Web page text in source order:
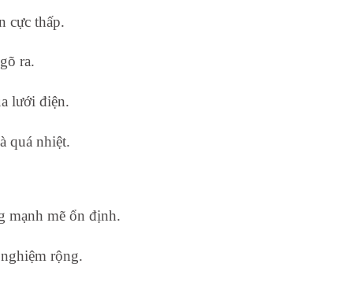
cực thấp.
ra.
lưới điện.
quá nhiệt.
mạnh mẽ ổn định.
rộng.